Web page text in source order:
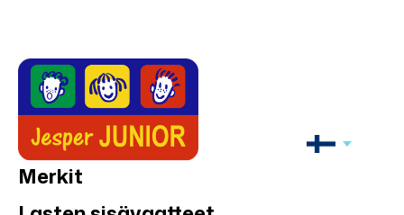
Jonathan
Jonathan
neuloslapaset